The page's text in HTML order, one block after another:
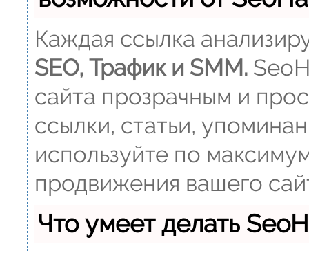
Каждая ссылка
SEO, Трафик и SMM.
сайта прозрачным и
ссылки, статьи,
используйте по
продвижения вашего
Что умеет делать